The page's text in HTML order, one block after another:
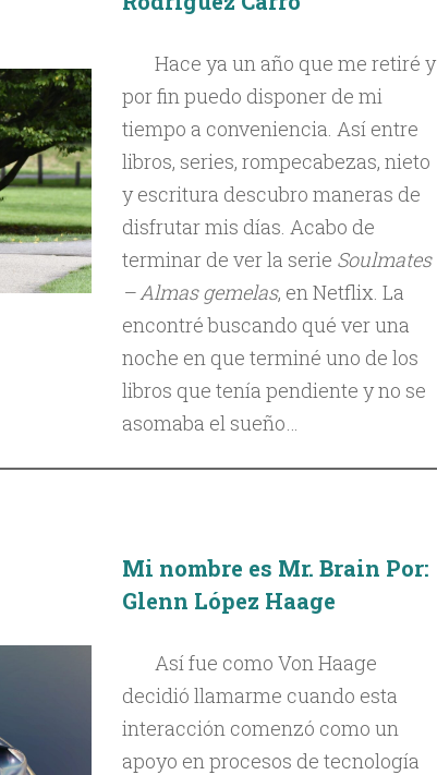
Hace ya un año que me retiré y
por fin puedo disponer de mi
tiempo a conveniencia. Así entre
libros, series, rompecabezas, nieto
y escritura descubro maneras de
disfrutar mis días. Acabo de
terminar de ver la serie Soulmates
– Almas gemelas, en Netflix. La
encontré buscando qué ver una
noche en que terminé uno de los
libros que tenía pendiente y no se
asomaba el sueño…
Mi nombre es Mr. Brain Por:
Glenn López Haage
Así fue como Von Haage
decidió llamarme cuando esta
interacción comenzó como un
apoyo en procesos de tecnología